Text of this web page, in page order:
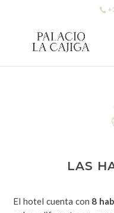
LAS
El hotel cuenta con 8